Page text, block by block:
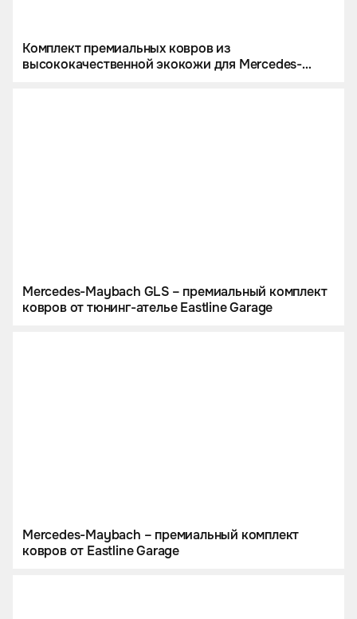
Комплект премиальных ковров из
высококачественной экокожи для Mercedes-
Mercedes-Maybach GLS – премиальный комплект
ковров от тюнинг-ателье Eastline Garage
Mercedes-Maybach – премиальный комплект
ковров от Eastline Garage